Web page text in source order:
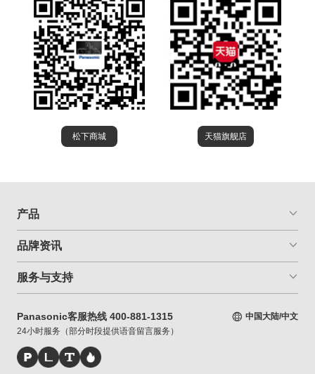
松下商城 天猫旗舰店
产品
品牌资讯
服务与支持
Panasonic客服热线 400-881-1315
24小时服务（部分时段提供语音留言服务）
中国大陆/中文